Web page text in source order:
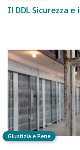
Il DDL Sicurezza e
Giustizia e Pene